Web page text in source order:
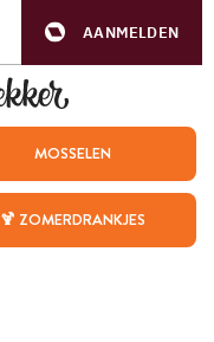
AANMELDEN
MOSSELEN
🍹 ZOMERDRANKJES